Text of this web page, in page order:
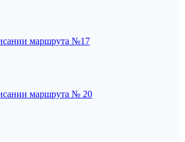
маршрута №17
маршрута № 20